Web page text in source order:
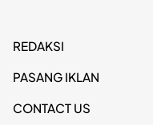
REDAKSI
PASANG IKLAN
CONTACT US